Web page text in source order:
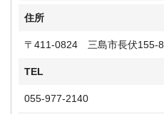
住所
〒411-0824 三島市長伏155-8
TEL
055-977-2140